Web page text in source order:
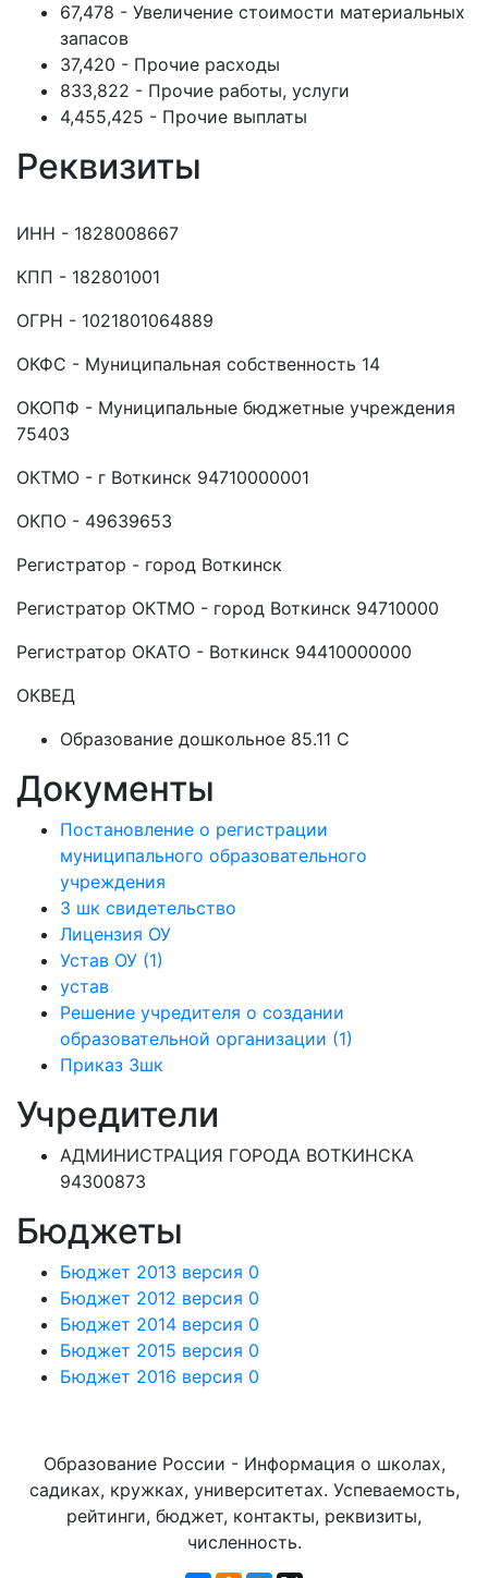
67,478 - Увеличение стоимости материальных
запасов
37,420 - Прочие расходы
833,822 - Прочие работы, услуги
4,455,425 - Прочие выплаты
Реквизиты
ИНН - 1828008667
КПП - 182801001
ОГРН - 1021801064889
ОКФС - Муниципальная собственность 14
ОКОПФ - Муниципальные бюджетные учреждения
75403
ОКТМО - г Воткинск 94710000001
ОКПО - 49639653
Регистратор - город Воткинск
Регистратор ОКТМО - город Воткинск 94710000
Регистратор ОКАТО - Воткинск 94410000000
ОКВЕД
Образование дошкольное 85.11 C
Документы
Постановление о регистрации
муниципального образовательного
учреждения
3 шк свидетельство
Лицензия ОУ
Устав ОУ (1)
устав
Решение учредителя о создании
образовательной организации (1)
Приказ 3шк
Учредители
АДМИНИСТРАЦИЯ ГОРОДА ВОТКИНСКА
94300873
Бюджеты
Бюджет 2013 версия 0
Бюджет 2012 версия 0
Бюджет 2014 версия 0
Бюджет 2015 версия 0
Бюджет 2016 версия 0
Образование России - Информация о школах,
садиках, кружках, университетах. Успеваемость,
рейтинги, бюджет, контакты, реквизиты,
численность.